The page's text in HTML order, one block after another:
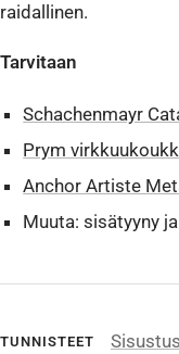
TUNNISTEET Sisustus
raidallinen.
Tarvitaan
Schachenmayr
Prym
Anchor Artiste
Muuta: sisätyyny